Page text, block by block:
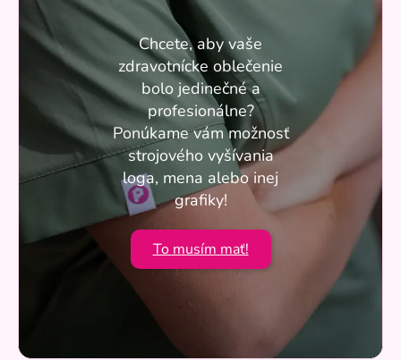
Chcete, aby vaše
zdravotnícke oblečenie
bolo jedinečné a
profesionálne?
Ponúkame vám možnosť
strojového vyšívania
loga, mena alebo inej
grafiky!
To musím mať!